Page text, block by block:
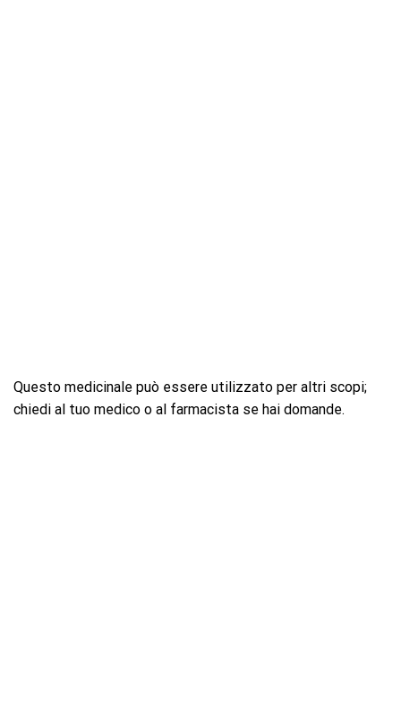
Questo medicinale può essere utilizzato per altri scopi;
chiedi al tuo medico o al farmacista se hai domande.